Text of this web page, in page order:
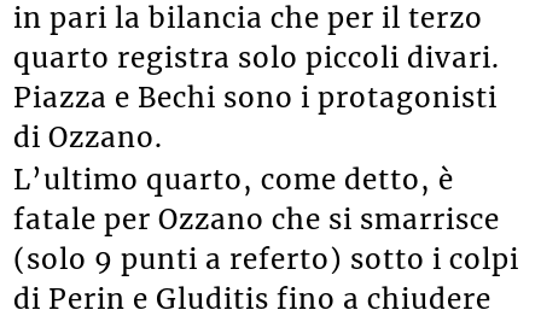
in pari la bilancia che per il terzo
quarto registra solo piccoli divari.
Piazza e Bechi sono i protagonisti
di Ozzano.
L’ultimo quarto, come detto, è
fatale per Ozzano che si smarrisce
(solo 9 punti a referto) sotto i colpi
di Perin e Gluditis fino a chiudere